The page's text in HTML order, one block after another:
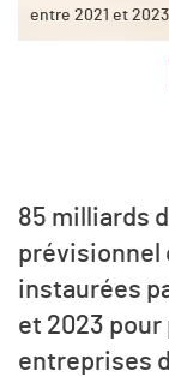
entre 2021 et
85 milliards
prévisionnel
instaurées
et 2023
entreprises